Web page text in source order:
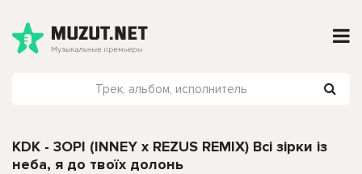
KDK - 3OPI (INNEY x REZUS REMIX) Всі зірки із
неба, я до твоїх долонь